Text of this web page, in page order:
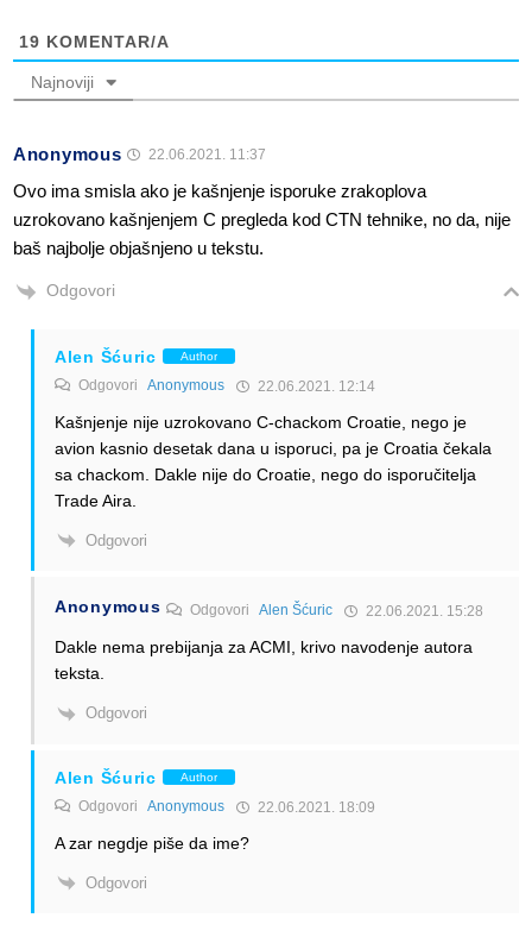
19 KOMENTAR/A
Najnoviji
Anonymous 22.06.2021. 11:37
Ovo ima smisla ako je kašnjenje isporuke zrakoplova
uzrokovano kašnjenjem C pregleda kod CTN tehnike, no da, nije
baš najbolje objašnjeno u tekstu.
Odgovori
Alen Šćuric Author
Odgovori Anonymous 22.06.2021. 12:14
Kašnjenje nije uzrokovano C-chackom Croatie, nego je
avion kasnio desetak dana u isporuci, pa je Croatia čekala
sa chackom. Dakle nije do Croatie, nego do isporučitelja
Trade Aira.
Odgovori
Anonymous OdgovoriAlen Šćuric 22.06.2021. 15:28
Dakle nema prebijanja za ACMI, krivo navodenje autora
teksta.
Odgovori
Alen Šćuric Author
Odgovori Anonymous 22.06.2021. 18:09
A zar negdje piše da ime?
Odgovori